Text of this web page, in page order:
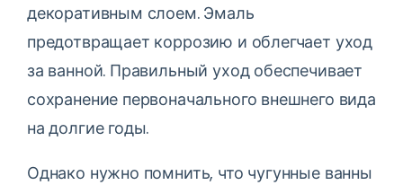
декоративным слоем. Эмаль
предотвращает коррозию и облегчает уход
за ванной. Правильный уход обеспечивает
сохранение первоначального внешнего вида
на долгие годы.
Однако нужно помнить, что чугунные ванны